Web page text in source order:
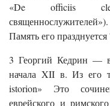
«De officiis
Память его празднуется
3 Георгий Кедрин —
начала XII в. Из его
istorion» Это
еврейского и